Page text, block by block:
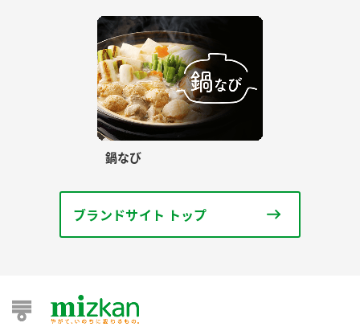
鍋なび
ブランドサイト トップ